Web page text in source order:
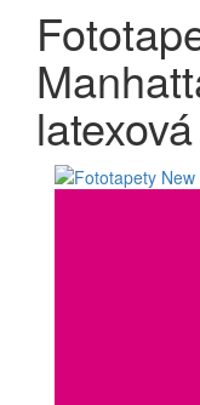
latexová